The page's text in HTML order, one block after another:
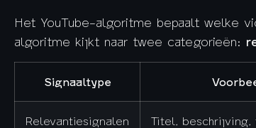
Het YouTube-algoritme bepaalt welke
algoritme kijkt naar twee categorieën:
Signaaltype
Relevantiesignalen
Titel, beschrijving,